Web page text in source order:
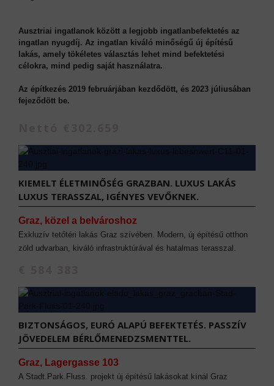
Ausztriai ingatlanok között a legjobb ingatlanbefektetés az
ingatlan nyugdíj. Az ingatlan kiváló minőségű új építésű
lakás, amely tökéletes választás lehet mind befektetési
célokra, mind pedig saját használatra.
Az építkezés 2019 februárjában kezdődött, és 2023 júliusában
fejeződött be.
KIEMELT ÉLETMINŐSÉG GRAZBAN. LUXUS LAKÁS
LUXUS TERASSZAL, IGÉNYES VEVŐKNEK.
Graz, közel a belvároshoz
Exkluzív tetőtéri lakás Graz szívében. Modern, új építésű otthon
zöld udvarban, kiváló infrastruktúrával és hatalmas terasszal.
BIZTONSÁGOS, EURÓ ALAPÚ BEFEKTETÉS. PASSZÍV
JÖVEDELEM BÉRLŐMENEDZSMENTTEL.
Graz, Lagergasse 103
A Stadt.Park.Fluss. projekt új építésű lakásokat kínál Graz